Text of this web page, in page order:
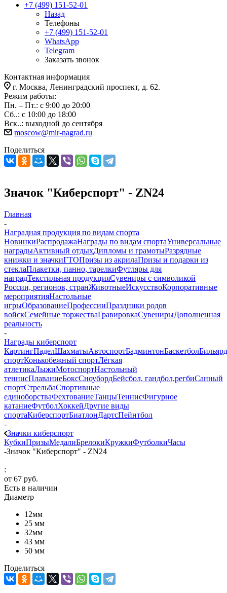
+7 (499) 151-52-01
Назад
Телефоны
+7 (499) 151-52-01
WhatsApp
Telegram
Заказать звонок
Контактная информация
г. Москва, Ленинградский проспект, д. 62.
Режим работы:
Пн. – Пт.: с 9:00 до 20:00
Сб..: с 10:00 до 18:00
Вск..: выходной до сентября
moscow@mir-nagrad.ru
Поделиться
Значок "Киберспорт" - ZN24
Главная
-
Наградная продукция по видам спорта
НовинкиРаспродажаНаграды по видам спортаУниверсальные
наградыАктивный отдыхДипломы и грамотыРазрядные
книжки и значкиГТОПризы из акрилаПризы и подарки из
стеклаПлакетки, панно, тарелкиФутляры для
наградТекстильная продукцияСувениры с символикой
России, регионов, странЖивотныеИскусствоКорпоративные
мероприятияНастольные
игрыОбразованиеПрофессииПраздники родов
войскСемейные торжестваГравировкаСувенирыДополненная
реальность
-
Награды киберспорт
КартингПаделШахматыАвтоспортБадминтонБаскетболБильярд
спортКонькобежный спортЛёгкая
атлетикаЛыжиМотоспортНастольный
теннисПлаваниеБоксСноубордБейсбол, гандбол,регбиСанный
спортСтрельбаСпортивные
единоборстваФехтованиеТанцыТеннисФигурное
катаниеФутболХоккейДругие виды
спортаКиберспортБиатлонДартсПейнтбол
-
Значки киберспорт
КубкиПризыМедалиБрелокиКружкиФутболкиЧасы
-Значок "Киберспорт" - ZN24
:
от 67 руб.
Есть в наличии
Диаметр
12мм
25 мм
32мм
43 мм
50 мм
Поделиться